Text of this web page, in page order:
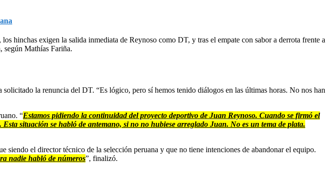
hinchas exigen la salida inmediata de Reynoso como DT, y tras el empate con sabor a derrota frente a
según Mathías Fariña.
la renuncia del DT. “Es lógico, pero sí hemos tenido diálogos en las últimas horas. No nos han
“Estamos pidiendo la continuidad del proyecto deportivo de Juan Reynoso. Cuando se firmó el
situación se habló de antemano, si no no hubiese arreglado Juan. No es un tema de plata.
el director técnico de la selección peruana y que no tiene intenciones de abandonar el equipo.
nadie habló de números”, finalizó.